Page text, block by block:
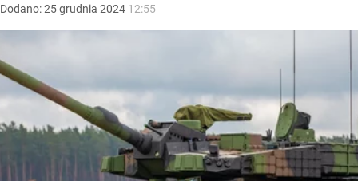
Dodano:25grudnia 2024 12:55